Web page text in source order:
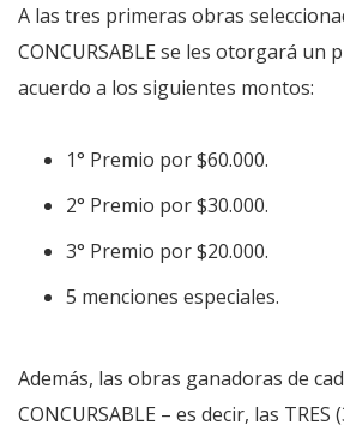
A las tres primeras obras
CONCURSABLE se les otorgará un
acuerdo a los siguientes montos:
1° Premio por $60.000.
2° Premio por $30.000.
3° Premio por $20.000.
5 menciones especiales.
Además, las obras ganadoras de
CONCURSABLE – es decir, las TRES